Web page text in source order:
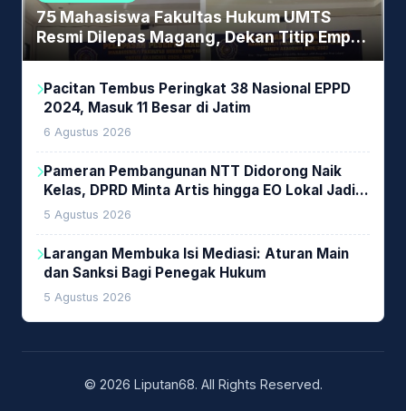
75 Mahasiswa Fakultas Hukum UMTS
Resmi Dilepas Magang, Dekan Titip Empat
Pesan Penting
Pacitan Tembus Peringkat 38 Nasional EPPD
2024, Masuk 11 Besar di Jatim
6 Agustus 2026
Pameran Pembangunan NTT Didorong Naik
Kelas, DPRD Minta Artis hingga EO Lokal Jadi
Prioritas
5 Agustus 2026
Larangan Membuka Isi Mediasi: Aturan Main
dan Sanksi Bagi Penegak Hukum
5 Agustus 2026
© 2026 Liputan68. All Rights Reserved.